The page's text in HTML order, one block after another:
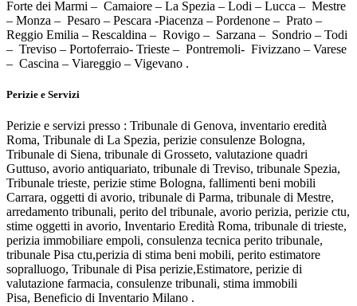
Forte dei Marmi – Camaiore – La Spezia – Lodi – Lucca – Mestre
– Monza – Pesaro – Pescara -Piacenza – Pordenone – Prato –
Reggio Emilia – Rescaldina – Rovigo – Sarzana – Sondrio – Todi
– Treviso – Portoferraio- Trieste – Pontremoli- Fivizzano – Varese
– Cascina – Viareggio – Vigevano .
Perizie e Servizi
Perizie e servizi presso : Tribunale di Genova, inventario eredità
Roma, Tribunale di La Spezia, perizie consulenze Bologna,
Tribunale di Siena, tribunale di Grosseto, valutazione quadri
Guttuso, avorio antiquariato, tribunale di Treviso, tribunale Spezia,
Tribunale trieste, perizie stime Bologna, fallimenti beni mobili
Carrara, oggetti di avorio, tribunale di Parma, tribunale di Mestre,
arredamento tribunali, perito del tribunale, avorio perizia, perizie ctu,
stime oggetti in avorio, Inventario Eredità Roma, tribunale di trieste,
perizia immobiliare empoli, consulenza tecnica perito tribunale,
tribunale Pisa ctu,perizia di stima beni mobili, perito estimatore
sopralluogo, Tribunale di Pisa perizie,Estimatore, perizie di
valutazione farmacia, consulenze tribunali, stima immobili
Pisa, Beneficio di Inventario Milano .